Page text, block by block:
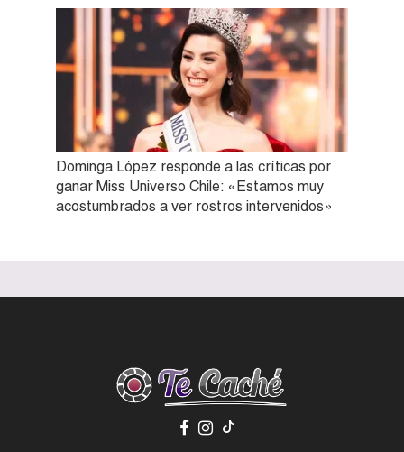
Dominga López responde a las críticas por
ganar Miss Universo Chile: «Estamos muy
acostumbrados a ver rostros intervenidos»